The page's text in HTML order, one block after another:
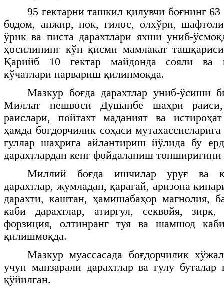
95 гектарни ташкил қилувчи боғнинг
бодом, анжир, нок, гилос, олхўри,
ўрик ва писта дарахтлари яхши униб-
ҳосилининг кўп қисми мамлакат
Қарийб 10 гектар майдонда сояли ва
кўчатлари парвариш қилинмоқда.
Мазкур боғда дарахтлар униб-ўсиши
Миллат пешвоси Душанбе шаҳри раиси,
раислари, пойтахт маданият ва
ҳамда боғдорчилик соҳаси
гуллар шаҳрига айлантириш йўлида бу
дарахтлардан кенг фойдаланиш топшириғини
Миллий боғда ишчилар уруғ ва
дарахтлар, жумладан, қарағай, аризона
дарахти, каштан, ҳамишабаҳор магнолия,
каби дарахтлар, атиргул, секвойя, зирк,
форзиция, олтинранг туя ва шамшод
қилишмоқда.
Мазкур муассасада боғдорчилик
учун манзарали дарахтлар ва гулу
қўйилган.